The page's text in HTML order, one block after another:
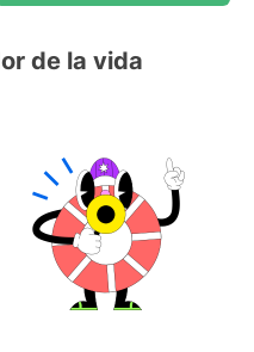
de la vida